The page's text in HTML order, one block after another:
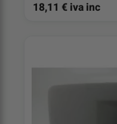
18,11 € iva inc